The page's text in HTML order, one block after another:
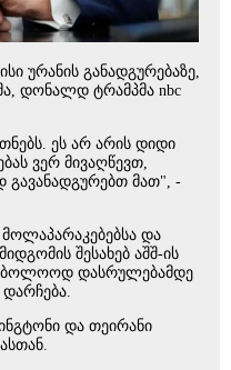
ურანის განადგურებაზე,
დონალდ ტრამპმა nbc
ეს არ არის დიდი
ვერ მივაღწევთ,
გავანადგურებთ მათ", -
და
შესახებ აშშ-ის
დასრულებამდე
და თეირანი